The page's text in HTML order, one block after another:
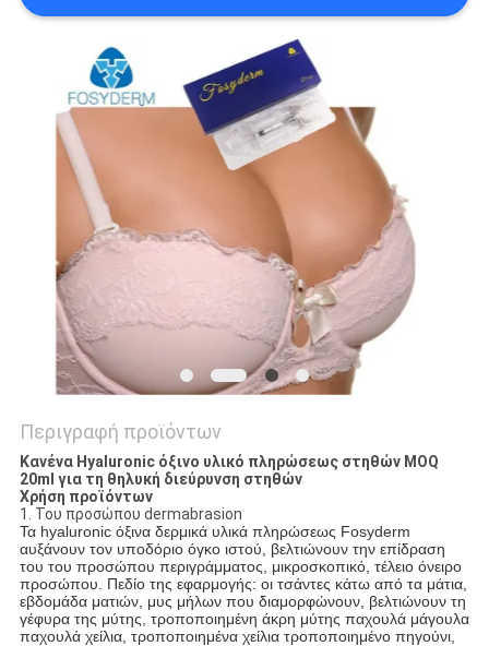
SHOPPING
ONLINE
SITEMAP
PRIVACY
POLICY
Περιγραφή προϊόντων
Κανένα Hyaluronic όξινο υλικό πληρώσεως στηθών MOQ
20ml για τη θηλυκή διεύρυνση στηθών
Χρήση προϊόντων
1. Του προσώπου dermabrasion
Τα hyaluronic όξινα δερμικά υλικά πληρώσεως Fosyderm
αυξάνουν τον υποδόριο όγκο ιστού, βελτιώνουν την επίδραση
του του προσώπου περιγράμματος, μικροσκοπικό, τέλειο όνειρο
προσώπου. Πεδίο της εφαρμογής: οι τσάντες κάτω από τα μάτια,
εβδομάδα ματιών, μυς μήλων που διαμορφώνουν, βελτιώνουν τη
γέφυρα της μύτης, τροποποιημένη άκρη μύτης παχουλά μάγουλα
παχουλά χείλια, τροποποιημένα χείλια τροποποιημένο πηγούνι,